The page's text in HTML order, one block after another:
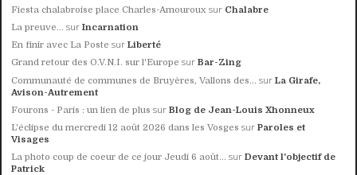
Fiesta chalabroise place Charles-Amouroux sur Chalabre
La preuve... surIncarnation
En finir avec La Poste surLiberté
Grand retour des O.V.N.I. sur l'Europe surBar-Zing
Communauté de communes de Bruyères, Vallons des... surLa Girafe,
Avison-Autrement
Fourons - Paris : un lien de plus surBlog de Jean-Louis Xhonneux
L'éclipse du mercredi 12 août 2026 dans les Vosges surParoles et
Visages
La photo coup de coeur de ce jour Jeudi 6 août... surDevant l'objectif de
Patrick